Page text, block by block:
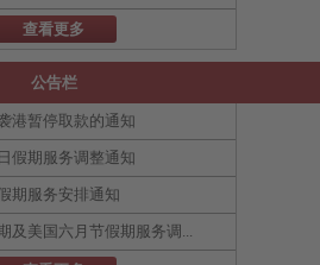
查看更多
公告栏
港暂停取款的通知
假期服务调整通知
期服务安排通知
及美国六月节假期服务调...